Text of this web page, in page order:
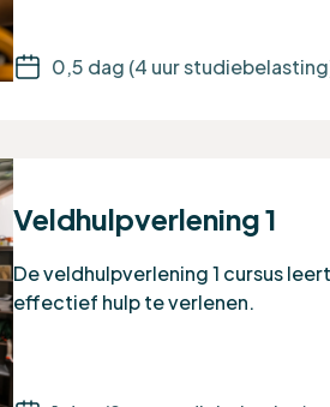
0,5 dag (4 uur
Veldhulpverlening 1
De veldhulpverlening 1 cursus
effectief hulp te verlenen.